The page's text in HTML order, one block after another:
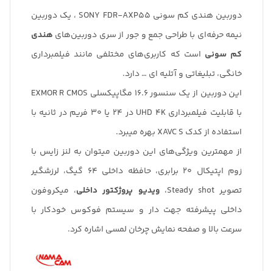
در ثانیه با استفاده از کدک XAVC S بهره میبرد.
از مهمترین ویژگی‌های این دوربین میتوان به لنز
زایس با زوم اپتیکال 20 برابری، حافظه داخلی 64 گیگ،
لرزشگیر تصویر Steady shot، ویدیو پروژکتور داخلی،
میکروفون داخلی پیشرفته جهت دار و سیستم
فوکوس خودکار با سرعت بالا و صفحه نمایش چرخان
لمسی اشاره کرد.
دوربین هندی کم سونی SONY FDR-AXP55 ، یک دوربین
نیمه حرفه‌ای با طراحی جمع و جور از سری دوربین‌های هندی
کم سونی است که کاربری‌های مختلفی مانند فیلمبرداری
خانگی، تبلیغاتی و آتلیه ای … دارد.
این دوربین از یک سنسور 16.6 مگاپیکسلی EXMOR R CMOS
با قابلیت فیلمبرداری UHD 4K در 24 یا 30 فریم در ثانیه با
استفاده از کدک XAVC S بهره میبرد.
از مهمترین ویژگی‌های این دوربین میتوان به لنز زایس با
زوم اپتیکال 20 برابری، حافظه داخلی 64 گیگ، لرزشگیر
تصویر Steady shot،
ویدیو پروژکتور داخلی، میکروفون
داخلی پیشرفته جهت دار و سیستم فوکوس خودکار با
سرعت بالا و صفحه نمایش چرخان لمسی اشاره کرد.